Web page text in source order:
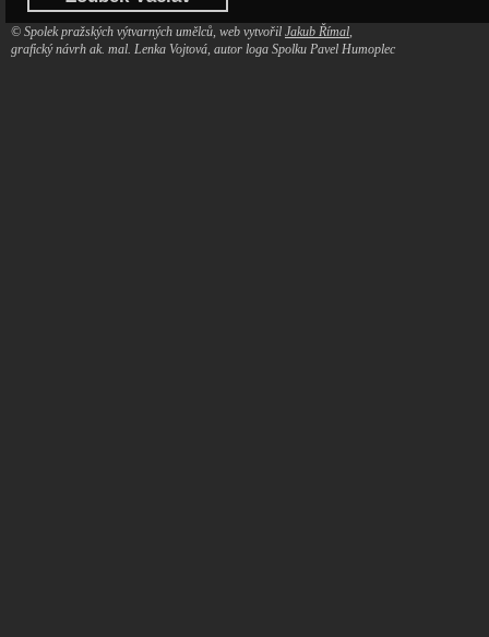
© Spolek pražských výtvarných umělců, web vytvořil Jakub Římal,
grafický návrh ak. mal. Lenka Vojtová, autor loga Spolku Pavel Humoplec